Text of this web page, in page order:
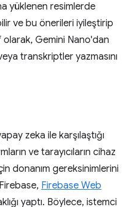
yüklenen resimlerde
ve bu önerileri iyileştirip
Gemini Nano'dan
transkriptler yazmasını
zeka ile karşılaştığı
ve tarayıcıların cihaz
donanım gereksinimlerini
Firebase Web
yaptı. Böylece, istemci